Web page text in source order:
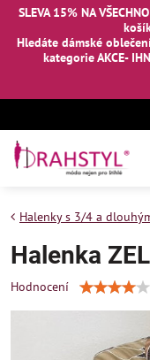
SLEVA 15% NA
Hledáte dámské
kategorie AKCE-
Halenky s 3/4 a
Halenka
Hodnocení